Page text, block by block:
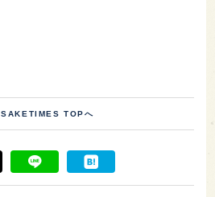
SAKETIMES TOPへ